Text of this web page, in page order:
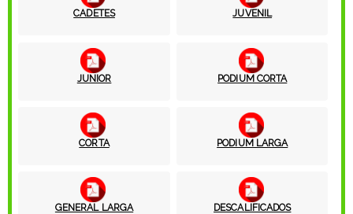
CADETES JUVENIL
JUNIOR PODIUM CORTA
CORTA PODIUM LARGA
GENERAL LARGA DESCALIFICADOS